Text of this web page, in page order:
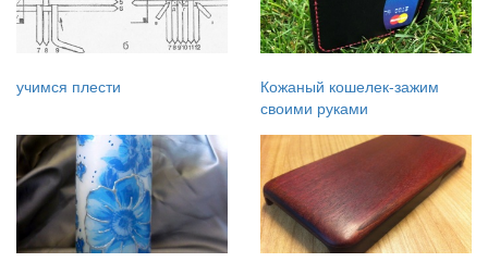
учимся плести
Кожаный кошелек-зажим
своими руками